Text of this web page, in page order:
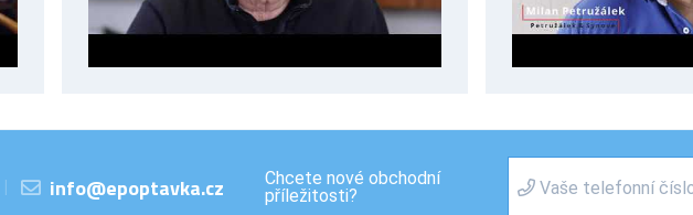
| info@epoptavka.cz
Chcete nové obchodní
příležitosti?